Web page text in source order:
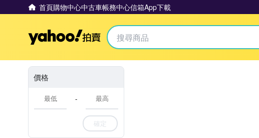
首頁購物中心中古車帳務中心信箱App下載
Yahoo拍賣
價格
-
確定